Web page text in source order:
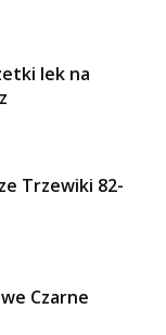
lek na
Trzewiki 82-
Czarne